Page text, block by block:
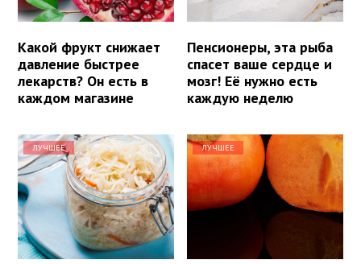
Какой фрукт снижает
давление быстрее
лекарств? Он есть в
каждом магазине
Пенсионеры, эта рыба
спасет ваше сердце и
мозг! Её нужно есть
каждую неделю
ЛУЧШЕЕ ЛУЧШЕЕ